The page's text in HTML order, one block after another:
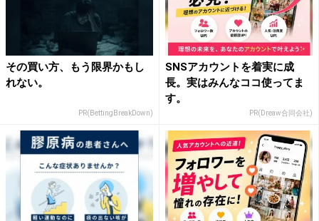
その買い方、もう限界かもし
れない。
PR(BettingBreakDown)
SNSアカウントを着実に成
長。実はみんなココ使ってま
す。
PR(Dreaw合同会社)